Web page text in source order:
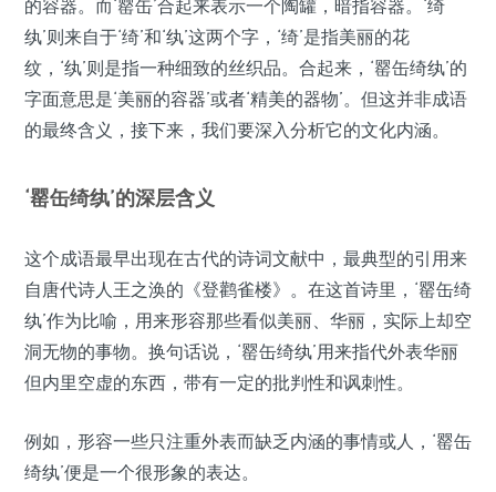
的容器。而‘罂缶’合起来表示一个陶罐，暗指容器。‘绮
纨’则来自于‘绮’和‘纨’这两个字，‘绮’是指美丽的花
纹，‘纨’则是指一种细致的丝织品。合起来，‘罂缶绮纨’的
字面意思是‘美丽的容器’或者‘精美的器物’。但这并非成语
的最终含义，接下来，我们要深入分析它的文化内涵。
‘罂缶绮纨’的深层含义
这个成语最早出现在古代的诗词文献中，最典型的引用来
自唐代诗人王之涣的《登鹳雀楼》。在这首诗里，‘罂缶绮
纨’作为比喻，用来形容那些看似美丽、华丽，实际上却空
洞无物的事物。换句话说，‘罂缶绮纨’用来指代外表华丽
但内里空虚的东西，带有一定的批判性和讽刺性。
例如，形容一些只注重外表而缺乏内涵的事情或人，‘罂缶
绮纨’便是一个很形象的表达。